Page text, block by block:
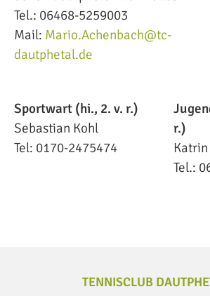
Tel.: 06468-5259003
Mail: Mario.Achenbach@tc-
dautphetal.de
Sportwart (hi., 2. v. r.)
Sebastian Kohl
Tel: 0170-2475474
r.)
Tel.:
TENNISCLUB